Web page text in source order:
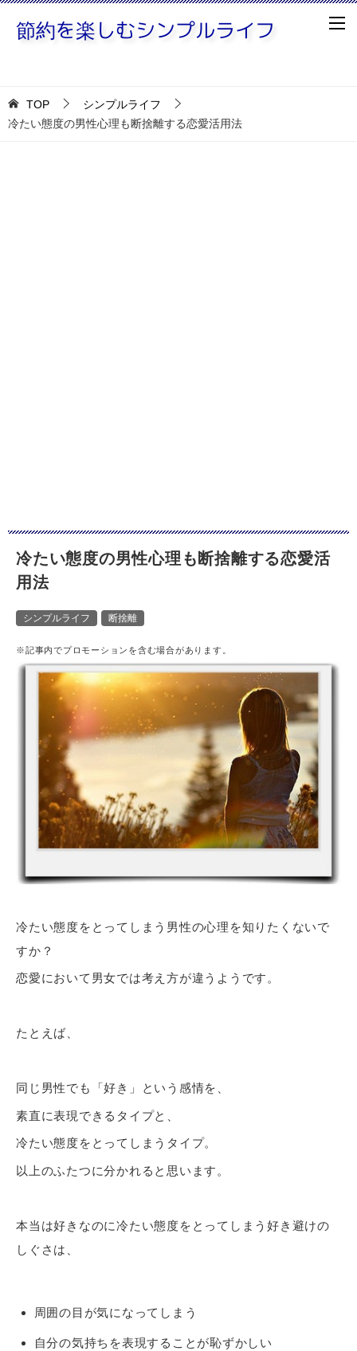
TOP
シンプルライフ
冷たい態度の男性心理も断捨離する恋愛活用法
冷たい態度の男性心理も断捨離する恋愛活
用法
シンプルライフ 断捨離
※記事内でプロモーションを含む場合があります。
冷たい態度をとってしまう男性の心理を知りたくないで
すか？
恋愛において男女では考え方が違うようです。
たとえば、
同じ男性でも「好き」という感情を、
素直に表現できるタイプと、
冷たい態度をとってしまうタイプ。
以上のふたつに分かれると思います。
本当は好きなのに冷たい態度をとってしまう好き避けの
しぐさは、
周囲の目が気になってしまう
自分の気持ちを表現することが恥ずかしい